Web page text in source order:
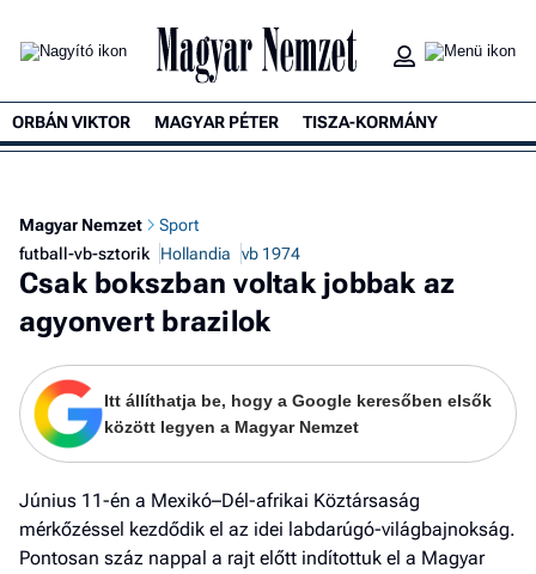
ORBÁN VIKTOR MAGYAR PÉTER TISZA-KORMÁNY
Magyar Nemzet
Sport
futball-vb-sztorik
Hollandia vb 1974
Csak bokszban voltak jobbak az
agyonvert brazilok
Itt állíthatja be, hogy a Google keresőben elsők
között legyen a Magyar Nemzet
Június 11-én a Mexikó–Dél-afrikai Köztársaság
mérkőzéssel kezdődik el az idei labdarúgó-világbajnokság.
Pontosan száz nappal a rajt előtt indítottuk el a Magyar